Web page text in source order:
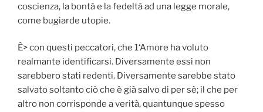
coscienza, la bontà e la fedeltà ad una legge morale,
come bugiarde utopie.
È> con questi peccatori, che 1‘Amore ha voluto
realmante identificarsi. Diversamente essi non
sarebbero stati redenti. Diversamente sarebbe stato
salvato soltanto ciò che è già salvo di per sè; il che per
altro non corrisponde a verità, quantunque spesso